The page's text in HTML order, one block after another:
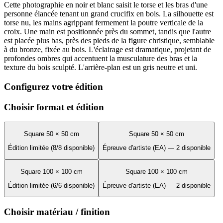
Cette photographie en noir et blanc saisit le torse et les bras d'une
personne élancée tenant un grand crucifix en bois. La silhouette est
torse nu, les mains agrippant fermement la poutre verticale de la
croix. Une main est positionnée près du sommet, tandis que l'autre
est placée plus bas, près des pieds de la figure christique, semblable
à du bronze, fixée au bois. L'éclairage est dramatique, projetant de
profondes ombres qui accentuent la musculature des bras et la
texture du bois sculpté. L'arrière-plan est un gris neutre et uni.
Configurez votre édition
Choisir format et édition
Square 50 × 50 cm
Édition limitée (8/8 disponible)
Square 50 × 50 cm
Épreuve d'artiste (EA) — 2 disponible
Square 100 × 100 cm
Édition limitée (6/6 disponible)
Square 100 × 100 cm
Épreuve d'artiste (EA) — 2 disponible
Choisir matériau / finition